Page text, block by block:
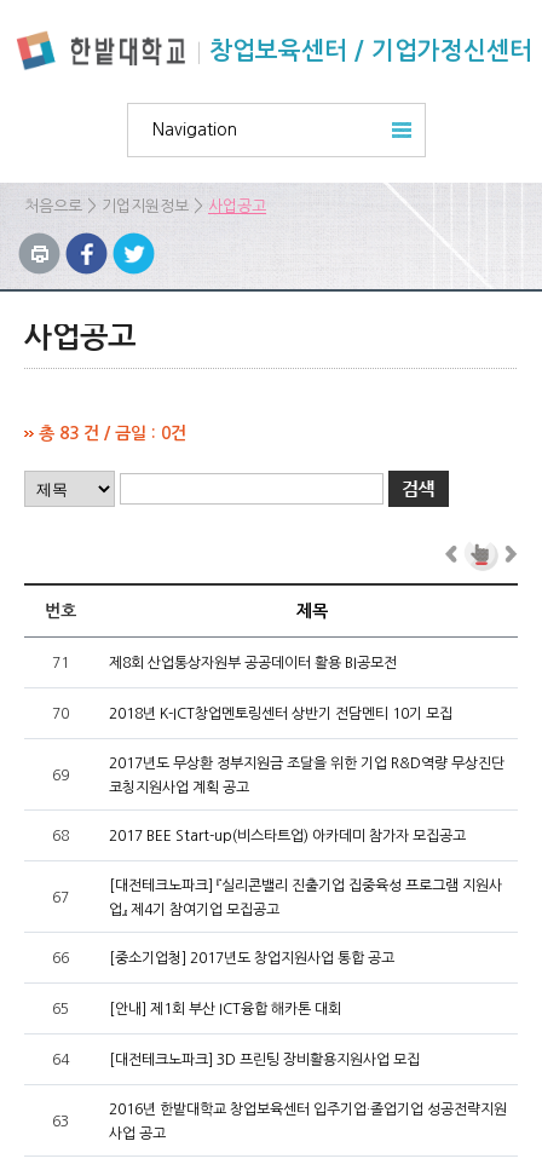
창업보육센터 / 기업가정신센터
Navigation
처음으로 > 기업지원정보 > 사업공고
사업공고
총 83 건 / 금일 : 0건
번호 제목
71 제8회 산업통상자원부 공공데이터 활용 BI공모전
70 2018년 K-ICT창업멘토링센터 상반기 전담멘티 10기 모집
69
2017년도 무상환 정부지원금 조달을 위한 기업 R&D역량 무상진단
코칭지원사업 계획 공고
68 2017 BEE Start-up(비스타트업) 아카데미 참가자 모집공고
67
[대전테크노파크] 『실리콘밸리 진출기업 집중육성 프로그램 지원사
업』 제4기 참여기업 모집공고
66 [중소기업청] 2017년도 창업지원사업 통합 공고
65 [안내] 제1회 부산 ICT융합 해카톤 대회
64 [대전테크노파크] 3D 프린팅 장비활용지원사업 모집
63
2016년 한밭대학교 창업보육센터 입주기업·졸업기업 성공전략지원
사업 공고